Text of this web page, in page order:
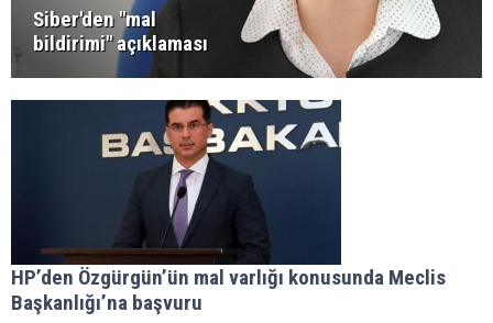
Siber'den "mal
bildirimi" açıklaması
HP’den Özgürgün’ün mal varlığı konusunda Meclis
Başkanlığı’na başvuru